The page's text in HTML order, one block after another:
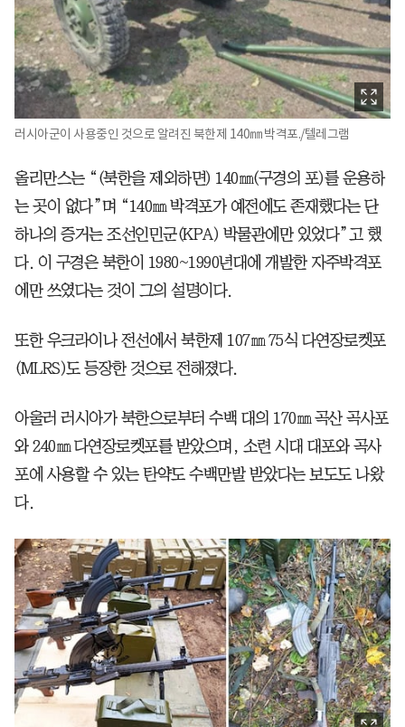
러시아군이 사용중인 것으로 알려진 북한제 140㎜ 박격포./텔레그램
올리만스는 “(북한을 제외하면) 140㎜(구경의 포)를 운용하
는 곳이 없다”며 “140㎜ 박격포가 예전에도 존재했다는 단
하나의 증거는 조선인민군(KPA) 박물관에만 있었다”고 했
다. 이 구경은 북한이 1980~1990년대에 개발한 자주박격포
에만 쓰였다는 것이 그의 설명이다.
또한 우크라이나 전선에서 북한제 107㎜ 75식 다연장로켓포
(MLRS)도 등장한 것으로 전해졌다.
아울러 러시아가 북한으로부터 수백 대의 170㎜ 곡산 곡사포
와 240㎜ 다연장로켓포를 받았으며, 소련 시대 대포와 곡사
포에 사용할 수 있는 탄약도 수백만발 받았다는 보도도 나왔
다.